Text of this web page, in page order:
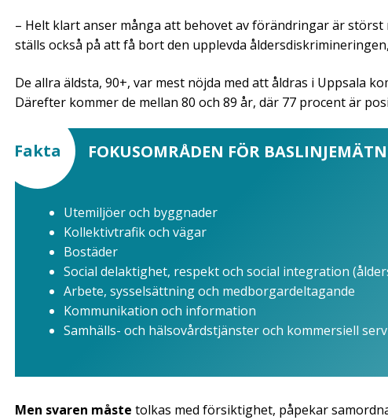
– Helt klart anser många att behovet av förändringar är
ställs också på att få bort den upplevda
De allra äldsta, 90+, var mest nöjda med att åldras i Uppsala
Därefter kommer de mellan 80 och 89 år, där 77 procent är
Fakta FOKUSOMRÅDEN FÖR
Utemiljöer och byggnader
Kollektivtrafik och vägar
Bostäder
Social delaktighet, respekt och social integration
Arbete, sysselsättning och medborgardeltagande
Kommunikation och information
Samhälls- och hälsovårdstjänster och kommersiell
Men svaren måste tolkas med försiktighet, påpekar